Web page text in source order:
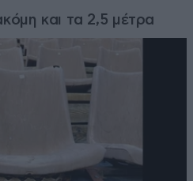
και τα 2,5 μέτρα